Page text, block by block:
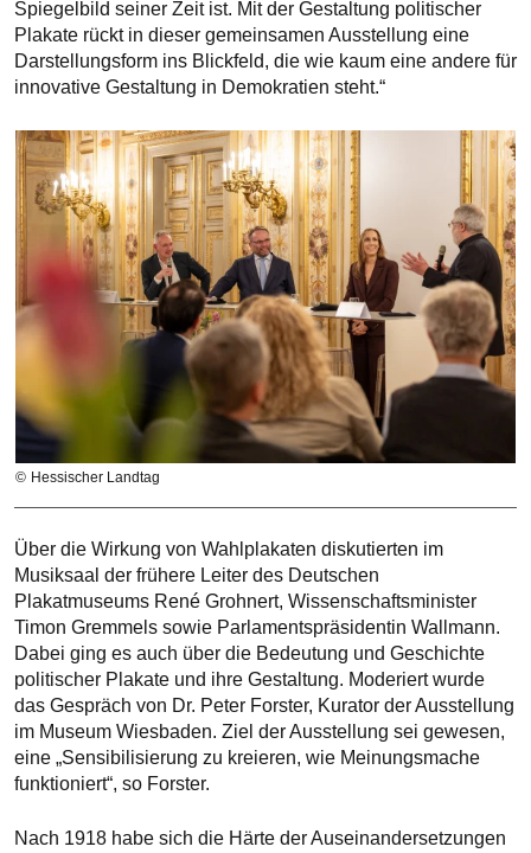
Spiegelbild seiner Zeit ist. Mit der Gestaltung politischer
Plakate rückt in dieser gemeinsamen Ausstellung eine
Darstellungsform ins Blickfeld, die wie kaum eine andere für
innovative Gestaltung in Demokratien steht.“
Bilddatei
Hessischer Landtag
Über die Wirkung von Wahlplakaten diskutierten im
Musiksaal der frühere Leiter des Deutschen
Plakatmuseums René Grohnert, Wissenschaftsminister
Timon Gremmels sowie Parlamentspräsidentin Wallmann.
Dabei ging es auch über die Bedeutung und Geschichte
politischer Plakate und ihre Gestaltung. Moderiert wurde
das Gespräch von Dr. Peter Forster, Kurator der Ausstellung
im Museum Wiesbaden. Ziel der Ausstellung sei gewesen,
eine „Sensibilisierung zu kreieren, wie Meinungsmache
funktioniert“, so Forster.
Nach 1918 habe sich die Härte der Auseinandersetzungen